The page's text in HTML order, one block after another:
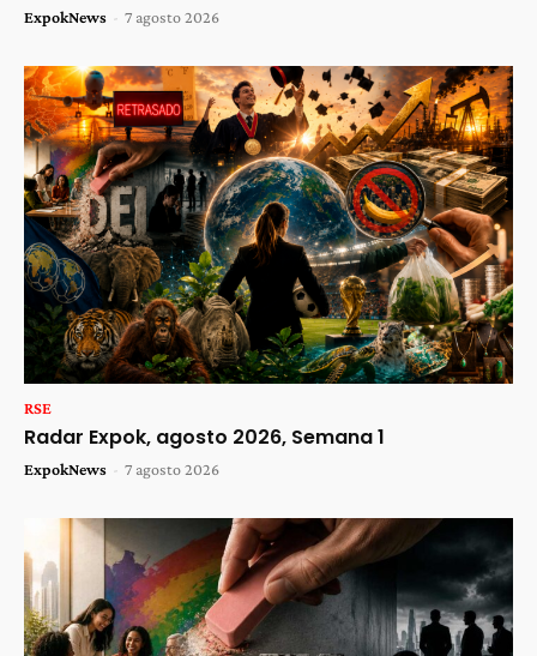
ExpokNews - 7 agosto 2026
RSE
Radar Expok, agosto 2026, Semana 1
ExpokNews - 7 agosto 2026